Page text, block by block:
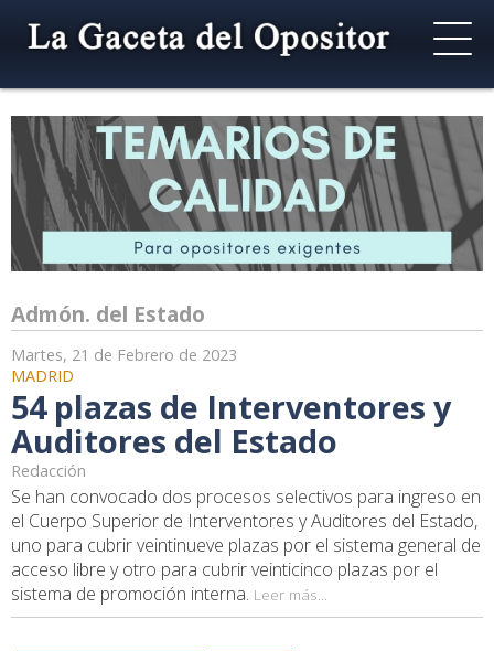
Admón. del Estado
Martes, 21 de Febrero de 2023
MADRID
54 plazas de Interventores y
Auditores del Estado
Redacción
Se han convocado dos procesos selectivos para ingreso en
el Cuerpo Superior de Interventores y Auditores del Estado,
uno para cubrir veintinueve plazas por el sistema general de
acceso libre y otro para cubrir veinticinco plazas por el
sistema de promoción interna. Leer más...